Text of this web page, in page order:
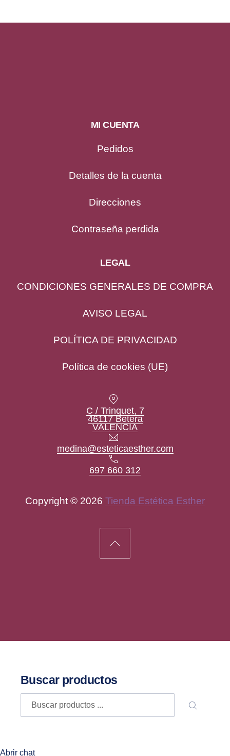
MI CUENTA
Pedidos
Detalles de la cuenta
Direcciones
Contraseña perdida
LEGAL
CONDICIONES GENERALES DE COMPRA
AVISO LEGAL
POLÍTICA DE PRIVACIDAD
Política de cookies (UE)
C / Trinquet, 7
46117 Bétera
VALENCIANew Window
Email
medina@esteticaesther.com
Teléfono
697 660 312
Copyright © 2026 Tienda Estética Esther
Back to Top
Buscar productos
Buscar
BUSCAR
Abrir chat